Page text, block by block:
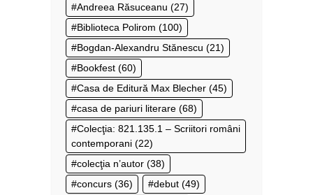
Andreea Răsuceanu (27)
Biblioteca Polirom (100)
Bogdan-Alexandru Stănescu (21)
Bookfest (60)
Casa de Editură Max Blecher (45)
casa de pariuri literare (68)
Colecţia: 821.135.1 – Scriitori români
contemporani (22)
colecţia n’autor (38)
concurs (36) debut (49)